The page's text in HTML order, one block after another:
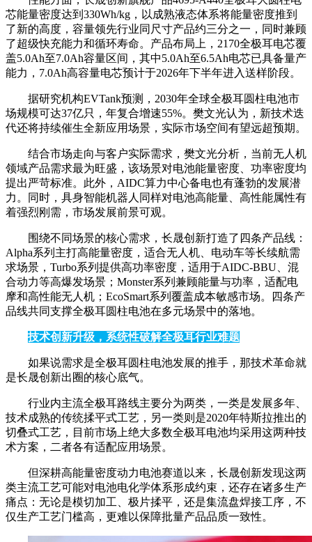
芯能量密度达到330Wh/kg，以成熟液态体系将能量密度推到
了新的高度，容量领先行业同尺寸产品约三分之一，同时兼顾
了超级快充能力和循环寿命。产品布局上，2170全极耳电芯覆
盖5.0Ah至7.0Ah容量区间，其中5.0Ah至6.5Ah电芯已具备量产
能力，7.0Ah高容量电芯预计于2026年下半年进入送样阶段。
据研究机构EVTank预测，2030年全球全极耳圆柱电池市
场规模可达37亿只，年复合增速55%。樊文光认为，新技术迭
代还将持续催生全新应用场景，实际市场空间有望远超预期。
结合市场走向与客户实际需求，樊文光分析，当前无人机
领域产品需求最为旺盛，该场景对电池能量密度、功率密度均
提出严苛标准。此外，AIDC算力中心备电也有蓬勃的发展潜
力。同时，具身智能机器人同样对电池高能量、高性能属性有
着强烈刚需，市场发展前景可观。
围绕不同场景的核心需求，长晟创新打造了四条产品线：
Alpha系列主打高能量密度，适合无人机、电动车等长续航需
求场景，Turbo系列提供高功率密度，适用于AIDC-BBU、混
合动力等高爆发场景；Monster系列兼顾能量与功率，适配电
摩和高性能无人机；EcoSmart系列覆盖成本敏感市场。四条产
品线共同支撑全极耳圆柱电池在多元场景中的落地。
技术创新升级，系统性破解全极耳行业难题
如果说需求是全极耳圆柱电池发展的推手，那技术革命就
是长晟创新出圈的核心底气。
行业内主流全极耳路线主要分为两类，一类是发展多年、
技术成熟的传统揉平式工艺，另一类则是2020年特斯拉推出的
切叠式工艺，目前市场上绝大多数全极耳电池均采用这两种技
术方案，二者各有适配应用场景。
但深耕高能量密度动力电池赛道以来，长晟创新发现这两
类主流工艺可能对电池电化学体系形成约束，还存在诸多生产
痛点：无论是模切加工、极片揉平，还是集流盘焊接工序，不
仅生产工艺门槛高，更难以保障批量产品品质一致性。